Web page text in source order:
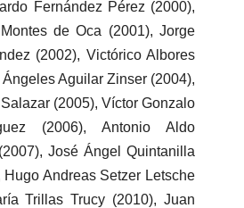
Fernández Pérez (2000),
de Oca (2001), Jorge
(2002), Victórico Albores
Aguilar Zinser (2004),
(2005), Víctor Gonzalo
(2006), Antonio Aldo
José Ángel Quintanilla
Hugo Andreas Setzer Letsche
Trillas Trucy (2010), Juan